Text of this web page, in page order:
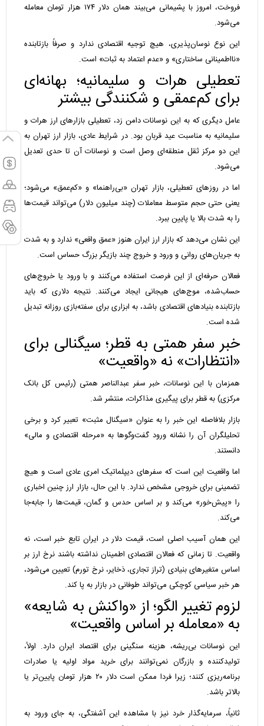
فروخت، امروز با پشیمانی می‌بیند همان دلار ۱۷۴ هزار تومان معامله
می‌شود.
این نوع نوسان‌پذیری، هیچ توجیه اقتصادی ندارد و صرفاً بازتابنده
«نااطمینانی ساختاری» و «عدم اعتماد به ثبات» است.
تعطیلی هرات و سلیمانیه؛ بهانه‌ای
برای کم‌عمقی و شکنندگی بیشتر
عامل دیگری که به این نوسانات دامن زد، تعطیلی بازارهای ارز هرات و
سلیمانیه به مناسبت عید قربان بود. در شرایط عادی، بازار ارز تهران به
این دو مرکز ثقل منطقه‌ای وصل است و نوسانات آن تا حدی تعدیل
می‌شود.
اما در روزهای تعطیلی، بازار تهران «بی‌راهنما» و «کم‌عمق» می‌شود؛
یعنی حتی حجم متوسط معاملات (چند میلیون دلار) می‌تواند قیمت‌ها
را به شدت بالا یا پایین ببرد.
این نشان می‌دهد که بازار ارز ایران هنوز «عمق واقعی» ندارد و به شدت
به جریان‌های روانی و ورود و خروج چند بازیگر بزرگ حساس است.
فعالان حرفه‌ای از این فرصت استفاده می‌کنند و با ورود یا خروج‌های
حساب‌شده، موج‌های هیجانی ایجاد می‌کنند. نتیجه دلاری که باید
بازتابنده بنیادهای اقتصادی باشد، به ابزاری برای سفته‌بازی روزانه تبدیل
شده است.
خبر سفر همتی به قطر؛ سیگنالی برای
«انتظارات» نه «واقعیت»
همزمان با این نوسانات، خبر سفر عبدالناصر همتی (رئیس کل بانک
مرکزی) به قطر برای پیگیری مذاکرات، منتشر شد.
بازار بلافاصله این خبر را به عنوان «سیگنال مثبت» تعبیر کرد و برخی
تحلیلگران آن را نشانه ورود گفت‌وگوها به «مرحله اقتصادی و مالی»
دانستند.
اما واقعیت این است که سفرهای دیپلماتیک امری عادی است و هیچ
تضمینی برای خروجی مشخص ندارد. با این حال، بازار ارز چنین اخباری
را «پیش‌خور» می‌کند و بر اساس حدس و گمان، قیمت‌ها را جابه‌جا
می‌کند.
این همان آسیب اصلی است، قیمت دلار در ایران تابع خبر است، نه
واقعیت. تا زمانی که فعالان اقتصادی اطمینان نداشته باشند نرخ ارز بر
اساس متغیرهای بنیادی (تراز تجاری، ذخایر، نرخ تورم) تعیین می‌شود،
هر خبر سیاسی کوچکی می‌تواند طوفانی در بازار به پا کند.
لزوم تغییر الگو؛ از «واکنش به شایعه»
به «معامله بر اساس واقعیت»
این نوسانات بی‌ریشه، هزینه سنگینی برای اقتصاد ایران دارد. اولاً،
تولیدکننده و بازرگان نمی‌توانند برای خرید مواد اولیه یا صادرات
برنامه‌ریزی کنند؛ زیرا فردا ممکن است دلار ۲۰ هزار تومان پایین‌تر یا
بالاتر باشد.
ثانیاً، سرمایه‌گذار خرد نیز با مشاهده این آشفتگی، به جای ورود به